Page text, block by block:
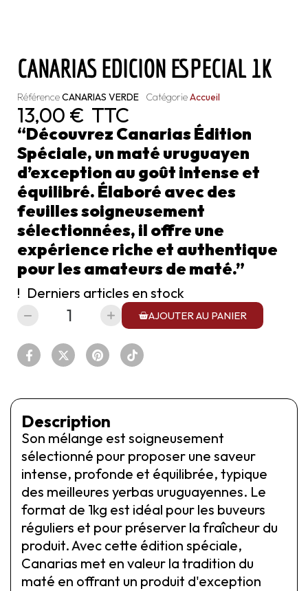
CANARIAS EDICION ESPECIAL 1K
RéférenceCANARIAS VERDE CatégorieAccueil
13,00 € TTC
“Découvrez Canarias Édition
Spéciale, un maté uruguayen
d’exception au goût intense et
équilibré. Élaboré avec des
feuilles soigneusement
sélectionnées, il offre une
expérience riche et authentique
pour les amateurs de maté.”
Derniers articles en stock
AJOUTER AU PANIER
Description
Son mélange est soigneusement
sélectionné pour proposer une saveur
intense, profonde et équilibrée, typique
des meilleures yerbas uruguayennes. Le
format de 1kg est idéal pour les buveurs
réguliers et pour préserver la fraîcheur du
produit. Avec cette édition spéciale,
Canarias met en valeur la tradition du
maté en offrant un produit d'exception